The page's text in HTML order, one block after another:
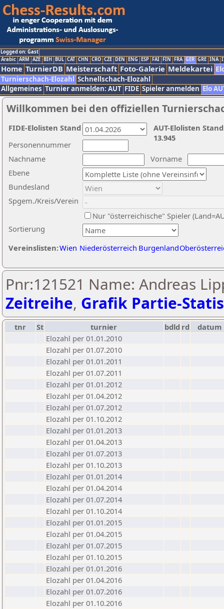
Logged on: Gast
Arabic ARM AZE BIH BUL CAT CHN CRO CZE DEN ENG ESP FAI FIN FRA GER GRE INA
Home TurnierDB Meisterschaft Foto-Galerie Meldekartei
Turnierschach-Elozahl Schnellschach-Elozahl
Allgemeines Turnier anmelden: AUT FIDE Spieler anmelden Elo
Willkommen bei den offiziellen
Nachname
Vorname
Ebene
Sortierung
Personennummer
Bundesland
Spgem./Kreis/Verein
Nur "österreichische" Spieler
Vereinslisten:Wien Niederösterreich Burgenland
AUT-Elolisten
13.945
FIDE-Elolisten Stand
Pnr:121521 Name: Andreas
Zeitreihe, Grafik Partie-
tnr St turnier bdld rd
datum
Elozahl per 01.01.2010
Elozahl per 01.07.2010
Elozahl per 01.01.2011
Elozahl per 01.07.2011
Elozahl per 01.01.2012
Elozahl per 01.04.2012
Elozahl per 01.07.2012
Elozahl per 01.10.2012
Elozahl per 01.01.2013
Elozahl per 01.04.2013
Elozahl per 01.07.2013
Elozahl per 01.10.2013
Elozahl per 01.01.2014
Elozahl per 01.04.2014
Elozahl per 01.07.2014
Elozahl per 01.10.2014
Elozahl per 01.01.2015
Elozahl per 01.04.2015
Elozahl per 01.07.2015
Elozahl per 01.10.2015
Elozahl per 01.01.2016
Elozahl per 01.04.2016
Elozahl per 01.07.2016
Elozahl per 01.10.2016